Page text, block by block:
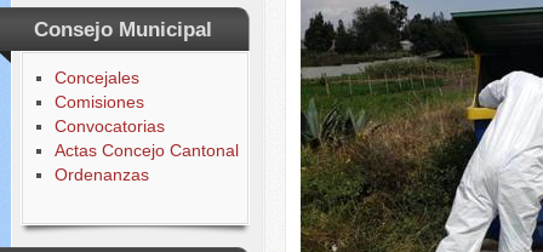
Consejo Municipal
Concejales
Comisiones
Convocatorias
Actas Concejo Cantonal
Ordenanzas